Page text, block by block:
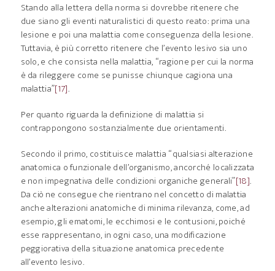
Stando alla lettera della norma si dovrebbe ritenere che
due siano gli eventi naturalistici di questo reato: prima una
lesione e poi una malattia come conseguenza della lesione.
Tuttavia, è più corretto ritenere che l’evento lesivo sia uno
solo, e che consista nella malattia, “ragione per cui la norma
è da rileggere come se punisse chiunque cagiona una
malattia”[17].
Per quanto riguarda la definizione di malattia si
contrappongono sostanzialmente due orientamenti.
Secondo il primo, costituisce malattia “qualsiasi alterazione
anatomica o funzionale dell’organismo, ancorché localizzata
e non impegnativa delle condizioni organiche generali”[18].
Da ciò ne consegue che rientrano nel concetto di malattia
anche alterazioni anatomiche di minima rilevanza, come, ad
esempio, gli ematomi, le ecchimosi e le contusioni, poiché
esse rappresentano, in ogni caso, una modificazione
peggiorativa della situazione anatomica precedente
all’evento lesivo.